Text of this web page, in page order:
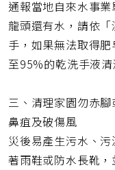
通報當地自來水事
龍頭還有水，請依
手，如果無法取得
至95%的乾洗手液
三、清理家園勿赤
鼻疽及破傷風
災後易產生污水、
著雨鞋或防水長靴